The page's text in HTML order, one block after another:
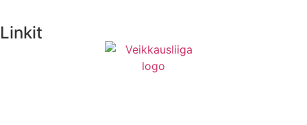
Linkit